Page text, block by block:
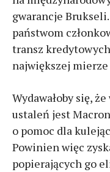
gwarancje
państwom
transz
największej
Wydawałoby się,
ustaleń jest
o pomoc dla
Powinien więc
popierających go